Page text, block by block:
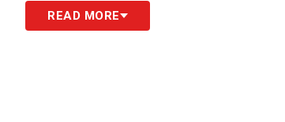
alti e le squadre cercano di pescare
READ MORE